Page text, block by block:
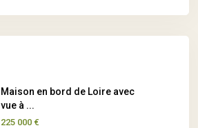
Maison en bord de Loire avec
vue à ...
225 000 €